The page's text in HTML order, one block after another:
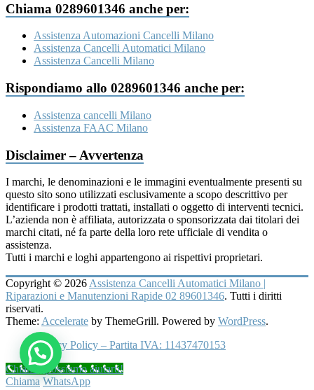
Chiama 0289601346 anche per:
Assistenza Automazioni Cancelli Milano
Assistenza Cancelli Automatici Milano
Assistenza Cancelli Milano
Rispondiamo allo 0289601346 anche per:
Assistenza cancelli Milano
Assistenza FAAC Milano
Disclaimer – Avvertenza
I marchi, le denominazioni e le immagini eventualmente presenti su
questo sito sono utilizzati esclusivamente a scopo descrittivo per
identificare i prodotti trattati, installati o oggetto di interventi tecnici.
L’azienda non è affiliata, autorizzata o sponsorizzata dai titolari dei
marchi citati, né fa parte della loro rete ufficiale di vendita o
assistenza.
Tutti i marchi e loghi appartengono ai rispettivi proprietari.
Copyright © 2026 Assistenza Cancelli Automatici Milano |
Riparazioni e Manutenzioni Rapide 02 89601346. Tutti i diritti
riservati.
Theme: Accelerate by ThemeGrill. Powered by WordPress.
Privacy Policy – Partita IVA: 11437470153
Chiama, possiamo aiutarti!
Chiama WhatsApp